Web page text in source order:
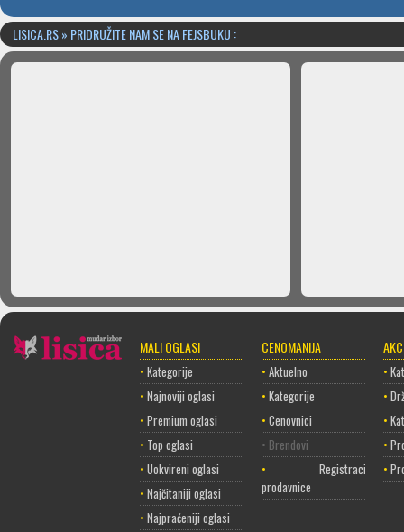
LISICA.RS » PRIDRUŽITE NAM SE NA FEJSBUKU :
MALI OGLASI
• Kategorije
• Najnoviji oglasi
• Premium oglasi
• Top oglasi
• Uokvireni oglasi
• Najčitaniji oglasi
• Najpraćeniji oglasi
CENOMANIJA
• Aktuelno
• Kategorije
• Cenovnici
• Brendovi
• Registracija
prodavnice
•
•
•
•
•